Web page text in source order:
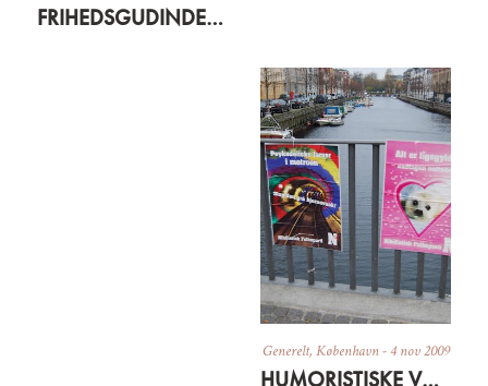
FRIHEDSGUDINDEN PÅ FÆLLEDEN
Generelt, København-4 nov 2009
HUMORISTISKE VALGPLAKATER OG DEMOKRATISK KAFFE